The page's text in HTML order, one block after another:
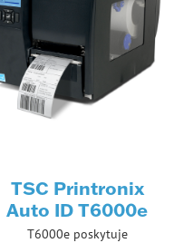
TSC Printronix
Auto ID T6000e
T6000e poskytuje